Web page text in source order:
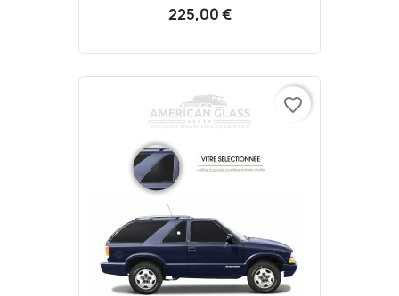
225,00 €
favorite_border